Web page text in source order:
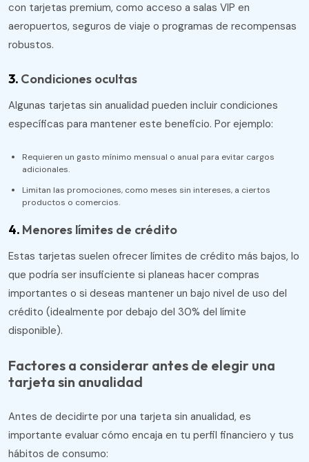
con tarjetas premium, como acceso a salas VIP en
aeropuertos, seguros de viaje o programas de recompensas
robustos.
3. Condiciones ocultas
Algunas tarjetas sin anualidad pueden incluir condiciones
específicas para mantener este beneficio. Por ejemplo:
Requieren un gasto mínimo mensual o anual para evitar cargos
adicionales.
Limitan las promociones, como meses sin intereses, a ciertos
productos o comercios.
4. Menores límites de crédito
Estas tarjetas suelen ofrecer límites de crédito más bajos, lo
que podría ser insuficiente si planeas hacer compras
importantes o si deseas mantener un bajo nivel de uso del
crédito (idealmente por debajo del 30% del límite
disponible).
Factores a considerar antes de elegir una
tarjeta sin anualidad
Antes de decidirte por una tarjeta sin anualidad, es
importante evaluar cómo encaja en tu perfil financiero y tus
hábitos de consumo: